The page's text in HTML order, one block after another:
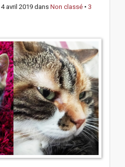
4 avril 2019 dans Non classé • 3